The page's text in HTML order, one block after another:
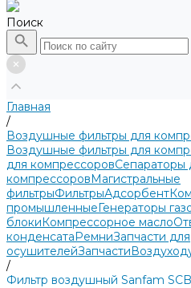
Поиск
Главная
/
Воздушные фильтры для
Воздушные фильтры для
для компрессоровСепараторы
компрессоровМагистральные
фильтрыФильтрыАдсорбент
промышленныеГенераторы
блокиКомпрессорное масло
конденсатаРемниЗапчасти для
осушителейЗапчасти
/
Фильтр воздушный Sanfam